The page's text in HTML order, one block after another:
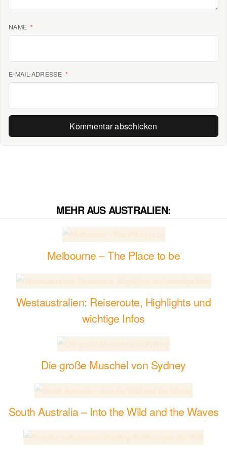
NAME *
E-MAIL-ADRESSE *
MEHR AUS AUSTRALIEN:
Melbourne – The Place to be
Westaustralien: Reiseroute, Highlights und
wichtige Infos
Die große Muschel von Sydney
South Australia – Into the Wild and the Waves